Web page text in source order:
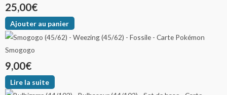
25,00€
Ajouter au panier
Smogogo
9,00€
Lire la suite